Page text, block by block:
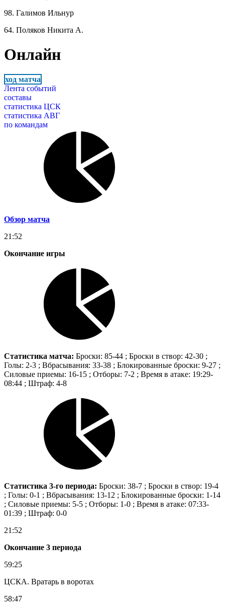
98. Галимов Ильнур
64. Поляков Никита А.
Онлайн
ход матча
Лента событий
составы
статистика ЦСК
статистика АВГ
по командам
Обзор матча
21:52
Окончание игры
Статистика матча: Броски: 85-44 ; Броски в створ: 42-30 ;
Голы: 2-3 ; Вбрасывания: 33-38 ; Блокированные броски: 9-27 ;
Силовые приемы: 16-15 ; Отборы: 7-2 ; Время в атаке: 19:29-
08:44 ; Штраф: 4-8
Статистика 3-го периода: Броски: 38-7 ; Броски в створ: 19-4
; Голы: 0-1 ; Вбрасывания: 13-12 ; Блокированные броски: 1-14
; Силовые приемы: 5-5 ; Отборы: 1-0 ; Время в атаке: 07:33-
01:39 ; Штраф: 0-0
21:52
Окончание 3 периода
59:25
ЦСКА. Вратарь в воротах
58:47